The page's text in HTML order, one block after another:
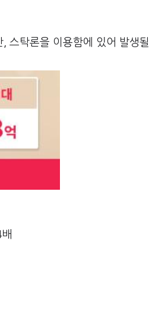
스탁론을 이용함에 있어 발생